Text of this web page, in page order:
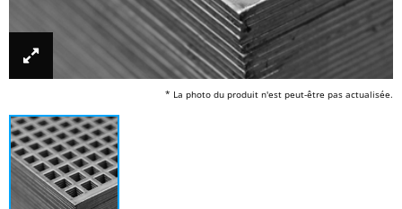
* La photo du produit n'est peut-être pas actualisée.